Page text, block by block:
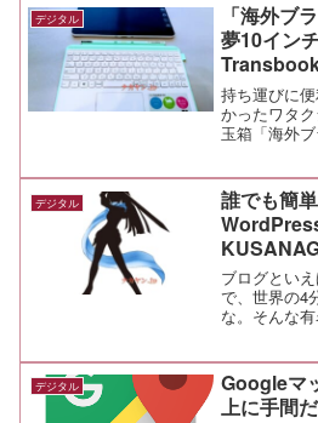
デジタル
「海外ブ
夢10イン
持ち運びに
かったワタ
玉箱「海外
10インチ」
クワクドキ
書いたけど、
マウス...
デジタル
誰でも簡
使ってみた
ブログとい
で、世界の4
な。そんな
ど、自分で
となると中
うに漫然と
バで話...
デジタル
Googleマ
上に手間